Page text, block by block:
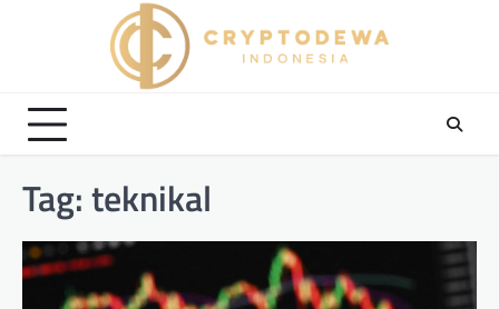
Tag:teknikal